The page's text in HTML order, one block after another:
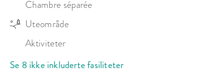
Chambre séparée
Uteområde
Aktiviteter
Se 8 ikke inkluderte fasiliteter